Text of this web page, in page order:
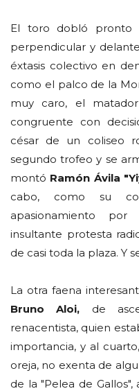
El toro dobló pronto
perpendicular y
éxtasis colectivo en
como el palco de la
muy caro, el matador
congruente con
césar de un coliseo
segundo trofeo y se
montó Ramón Ávila
cabo, como su
apasionamiento
insultante protesta
de casi toda la plaza. Y
La otra faena
Bruno Aloi, de
renacentista, quien
importancia, y al
oreja, no exenta de
de la "Pelea de